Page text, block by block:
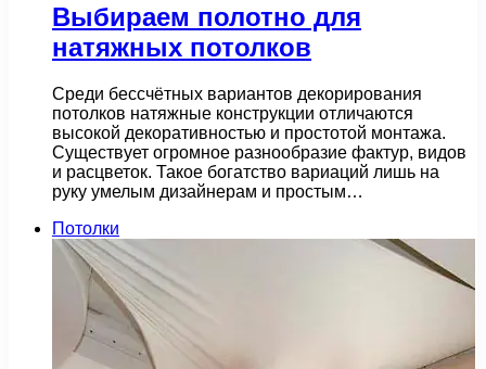
Выбираем полотно для
натяжных потолков
Среди бессчётных вариантов декорирования
потолков натяжные конструкции отличаются
высокой декоративностью и простотой монтажа.
Существует огромное разнообразие фактур, видов
и расцветок. Такое богатство вариаций лишь на
руку умелым дизайнерам и простым…
Потолки